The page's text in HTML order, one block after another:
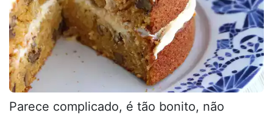
Parece complicado, é tão bonito, não